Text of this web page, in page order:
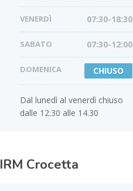
VENERDÌ 07:30-18:30
SABATO 07:30-12:00
DOMENICA CHIUSO
Dal lunedì al venerdì chiuso
dalle 12.30 alle 14.30
IRM Crocetta